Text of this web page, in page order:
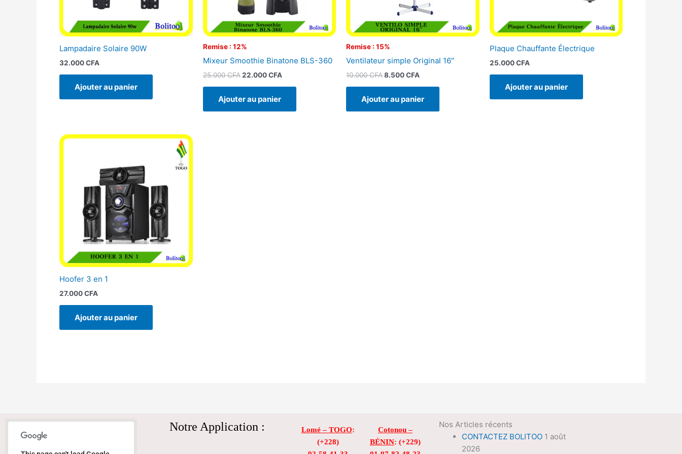
Lampadaire Solaire 90W
32.000CFA
Ajouter au panier
Remise : 12%
Mixeur Smoothie Binatone BLS-360
25.000CFA 22.000CFA
Ajouter au panier
Remise : 15%
Ventilateur simple Original 16″
10.000CFA8.500CFA
Ajouter au panier
Plaque Chauffante Électrique
25.000CFA
Ajouter au panier
Hoofer 3 en 1
27.000CFA
Ajouter au panier
Notre Application : Lomé – TOGO:
(+228)
Cotonou –
BÉNIN: (+229)
Nos Articles récents
CONTACTEZ BOLITOO 1 août
2026